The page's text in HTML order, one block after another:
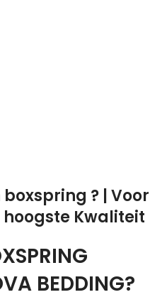
? | Voor
Kwaliteit
BEDDING?